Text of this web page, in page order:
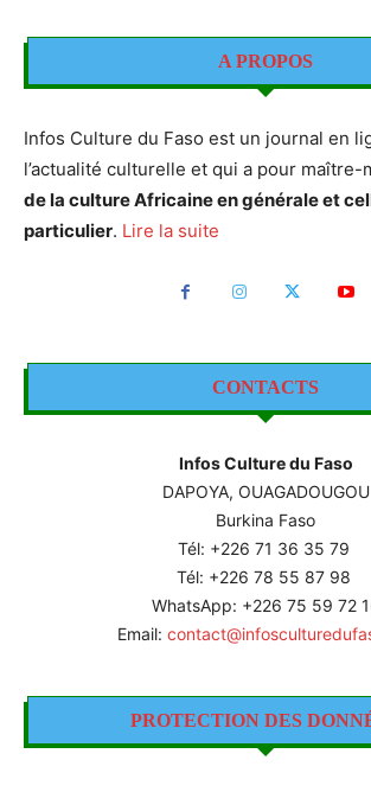
A PROPOS
Infos Culture du Faso est un journal en
l’actualité culturelle et qui a pour maître-
de la culture Africaine en générale et
particulier. Lire la suite
CONTACTS
Infos Culture du Faso
DAPOYA, OUAGADOUGOU
Burkina Faso
Tél: +226 71 36 35 79
Tél: +226 78 55 87 98
WhatsApp: +226 75 59 72
Email:
PROTECTION DES